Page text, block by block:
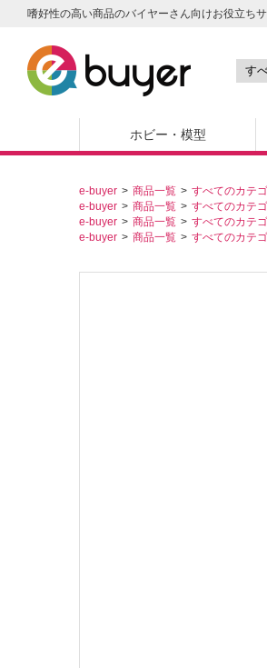
嗜好性の高い商品のバイヤーさん向けお役立ちサ
ホビー・模型
e-buyer 商品一覧 すべてのカテ
e-buyer
商品一覧 すべてのカテ
e-buyer
商品一覧 すべてのカテ
e-buyer
商品一覧 すべてのカテ